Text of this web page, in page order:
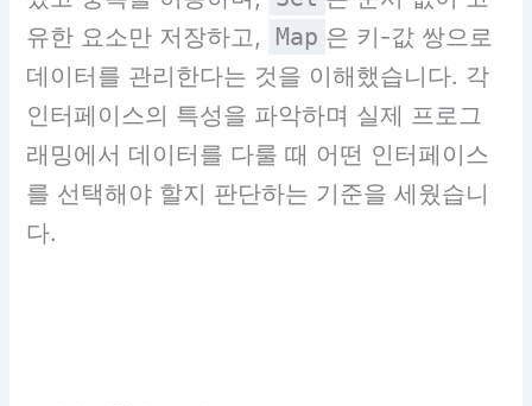
유한 요소만 저장하고,
Map 은 키-값 쌍으로
데이터를 관리한다는 것을 이해했습니다. 각
인터페이스의 특성을 파악하며 실제 프로그
래밍에서 데이터를 다룰 때 어떤 인터페이스
를 선택해야 할지 판단하는 기준을 세웠습니
다.